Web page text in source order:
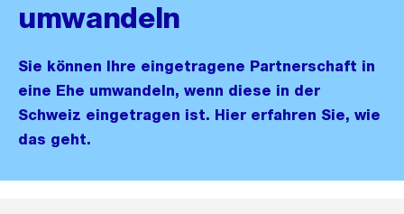
umwandeln
Sie können Ihre eingetragene Partnerschaft in
eine Ehe umwandeln, wenn diese in der
Schweiz eingetragen ist. Hier erfahren Sie, wie
das geht.